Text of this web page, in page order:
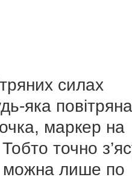
силах
яка
маркер на
точно
можна лише по